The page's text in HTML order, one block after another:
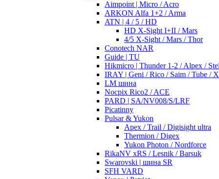
Aimpoint | Micro / Acro
ARKON Alfa 1+2 / Arma
ATN | 4 / 5 / HD
HD X-Sight I+II / Mars
4/5 X-Sight / Mars / Thor
Conotech NAR
Guide | TU
Hikmicro | Thunder 1-2 / Alpex /
IRAY | Geni / Rico / Saim / Tube /
LM шина
Nocpix Rico2 / ACE
PARD | SA/NV008/S/LRF
Picatinny
Pulsar & Yukon
Apex / Trail / Digisight ultra
Thermion / Digex
Yukon Photon / Nordforce
RikaNV xRS / Lesnik / Barsuk
Swarovski | шина SR
SFH VARD